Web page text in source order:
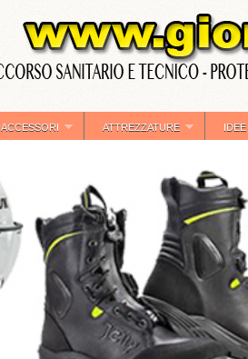
ACCESSORI
ATTREZZATURE